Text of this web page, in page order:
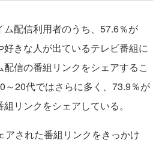
配信利用者のうち、57.6％が
好きな人が出ているテレビ番組に
信の番組リンクをシェアするこ
～20代ではさらに多く、73.9％が
リンクをシェアしている。
された番組リンクをきっかけ